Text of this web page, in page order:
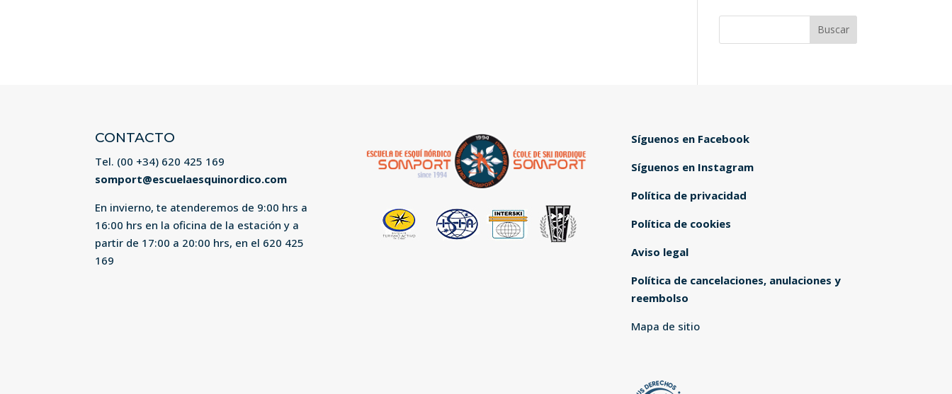
Buscar:
CONTACTO
Tel. (00 +34) 620 425 169
somport@escuelaesquinordico.com
En invierno, te atenderemos de 9:00 hrs a
16:00 hrs en la oficina de la estación y a
partir de 17:00 a 20:00 hrs, en el 620 425
169
Síguenos en Facebook
Síguenos en Instagram
Política de privacidad
Política de cookies
Aviso legal
Política de cancelaciones, anulaciones y
reembolso
Mapa de sitio